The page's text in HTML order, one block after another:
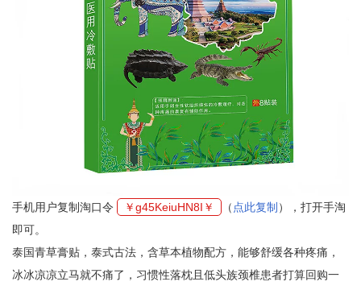
手机用户复制淘口令 ￥g45KeiuHN8I￥ （ 点此复制 ），打开手淘
即可。
泰国青草膏贴，泰式古法，含草本植物配方，能够舒缓各种疼痛，
冰冰凉凉立马就不痛了，习惯性落枕且低头族颈椎患者打算回购一